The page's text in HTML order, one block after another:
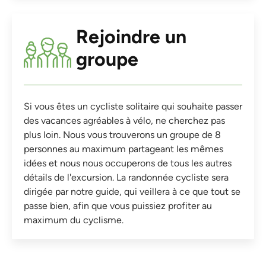
Rejoindre un
groupe
Si vous êtes un cycliste solitaire qui souhaite passer
des vacances agréables à vélo, ne cherchez pas
plus loin. Nous vous trouverons un groupe de 8
personnes au maximum partageant les mêmes
idées et nous nous occuperons de tous les autres
détails de l'excursion. La randonnée cycliste sera
dirigée par notre guide, qui veillera à ce que tout se
passe bien, afin que vous puissiez profiter au
maximum du cyclisme.